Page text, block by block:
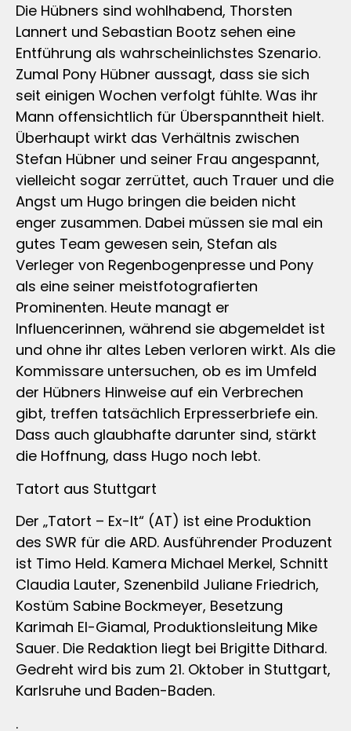
Die Hübners sind wohlhabend, Thorsten
Lannert und Sebastian Bootz sehen eine
Entführung als wahrscheinlichstes Szenario.
Zumal Pony Hübner aussagt, dass sie sich
seit einigen Wochen verfolgt fühlte. Was ihr
Mann offensichtlich für Überspanntheit hielt.
Überhaupt wirkt das Verhältnis zwischen
Stefan Hübner und seiner Frau angespannt,
vielleicht sogar zerrüttet, auch Trauer und die
Angst um Hugo bringen die beiden nicht
enger zusammen. Dabei müssen sie mal ein
gutes Team gewesen sein, Stefan als
Verleger von Regenbogenpresse und Pony
als eine seiner meistfotografierten
Prominenten. Heute managt er
Influencerinnen, während sie abgemeldet ist
und ohne ihr altes Leben verloren wirkt. Als die
Kommissare untersuchen, ob es im Umfeld
der Hübners Hinweise auf ein Verbrechen
gibt, treffen tatsächlich Erpresserbriefe ein.
Dass auch glaubhafte darunter sind, stärkt
die Hoffnung, dass Hugo noch lebt.
Tatort aus Stuttgart
Der „Tatort – Ex-It“ (AT) ist eine Produktion
des SWR für die ARD. Ausführender Produzent
ist Timo Held. Kamera Michael Merkel, Schnitt
Claudia Lauter, Szenenbild Juliane Friedrich,
Kostüm Sabine Bockmeyer, Besetzung
Karimah El-Giamal, Produktionsleitung Mike
Sauer. Die Redaktion liegt bei Brigitte Dithard.
Gedreht wird bis zum 21. Oktober in Stuttgart,
Karlsruhe und Baden-Baden.
.